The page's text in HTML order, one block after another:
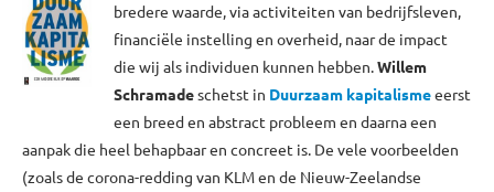
bredere waarde, via activiteiten van bedrijfsleven,
financiële instelling en overheid, naar de impact
die wij als individuen kunnen hebben.Willem
Schramadeschetst in Duurzaam kapitalismeeerst
een breed en abstract probleem en daarna een
aanpak die heel behapbaar en concreet is. De vele voorbeelden
(zoals de corona-redding van KLM en de Nieuw-Zeelandse